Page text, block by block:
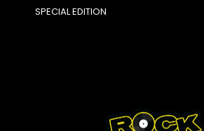
SPECIAL EDITION